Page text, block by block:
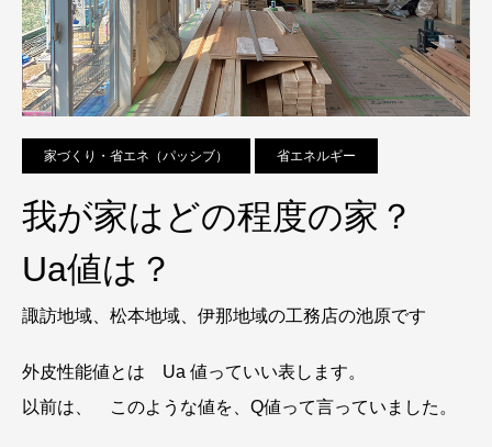
家づくり・省エネ（パッシブ） 省エネルギー
我が家はどの程度の家？
Ua値は？
諏訪地域、松本地域、伊那地域の工務店の池原です
外皮性能値とは Ua 値っていい表します。
以前は、 このような値を、Q値って言っていました。